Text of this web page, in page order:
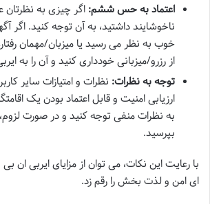
اعتماد به حس ششم: اگر چیزی به
ناخوشایند داشتید، به آن توجه کنید. اگر
خوب به نظر می رسید یا میزبان/مهمان
از رزرو/میزبانی خودداری کنید و آن را به
توجه به نظرات: نظرات و امتیازات سایر
ارزیابی امنیت و قابل اعتماد بودن یک
به نظرات منفی توجه کنید و در صورت
بپرسید.
با رعایت این نکات، می توان از مزایای ایربی ان
ای امن و لذت بخش را رقم زد.